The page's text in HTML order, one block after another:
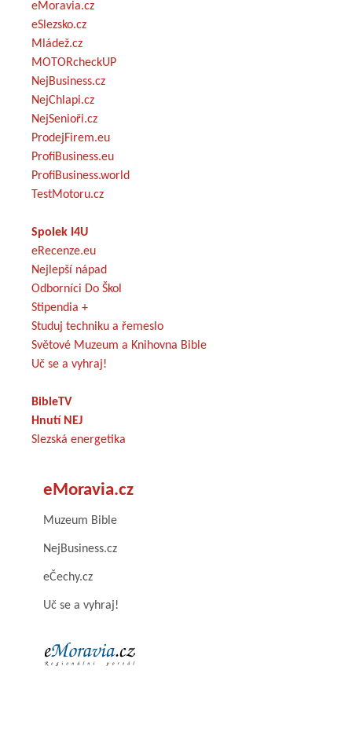
eMoravia.cz
eSlezsko.cz
Mládež.cz
MOTORcheckUP
NejBusiness.cz
NejChlapi.cz
NejSenioři.cz
ProdejFirem.eu
ProfiBusiness.eu
ProfiBusiness.world
TestMotoru.cz
Spolek I4U
eRecenze.eu
Nejlepší nápad
Odborníci Do Škol
Stipendia +
Studuj techniku a řemeslo
Světové Muzeum a Knihovna Bible
Uč se a vyhraj!
BibleTV
Hnutí NEJ
Slezská energetika
eMoravia.cz
Muzeum Bible
NejBusiness.cz
eČechy.cz
Uč se a vyhraj!